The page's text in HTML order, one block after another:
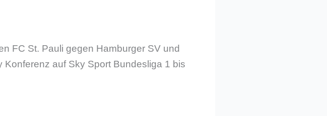
FC St. Pauli gegen Hamburger SV und
auf Sky Sport Bundesliga 1 bis